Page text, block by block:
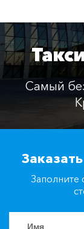
Самый
Заполните